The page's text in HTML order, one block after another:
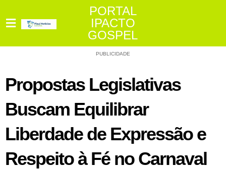
PORTAL
IPACTO
GOSPEL
PUBLICIDADE
Propostas Legislativas
Buscam Equilibrar
Liberdade de Expressão e
Respeito à Fé no Carnaval